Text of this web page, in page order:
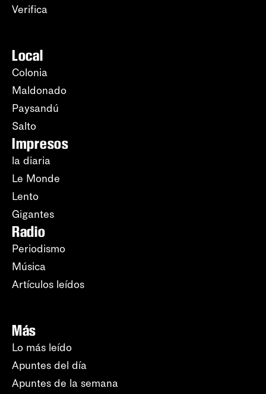
Verifica
Local
Colonia
Maldonado
Paysandú
Salto
Impresos
la diaria
Le Monde
Lento
Gigantes
Radio
Periodismo
Música
Artículos leídos
Más
Lo más leído
Apuntes del día
Apuntes de la semana